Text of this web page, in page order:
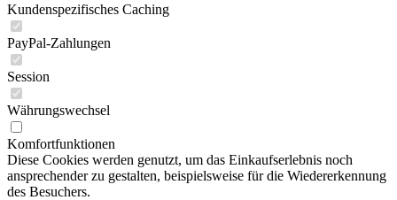
Kundenspezifisches Caching
PayPal-Zahlungen
Session
Währungswechsel
Komfortfunktionen
Diese Cookies werden genutzt, um das Einkaufserlebnis noch
ansprechender zu gestalten, beispielsweise für die Wiedererkennung
des Besuchers.